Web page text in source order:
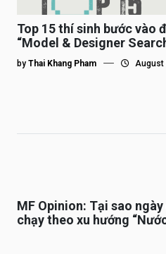
Top 15 thí sinh bước vào
“Model & Designer
by Thai Khang Pham August
MF Opinion: Tại sao
chạy theo xu hướng